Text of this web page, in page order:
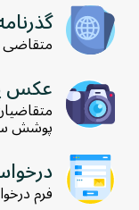
متقاضی باید دارای گذرنامه
عکس‌
پوشش
فرم